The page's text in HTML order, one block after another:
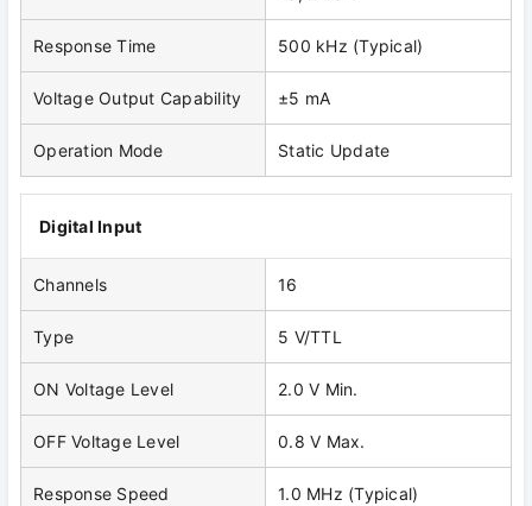
Response Time 500 kHz (Typical)
Voltage Output Capability ±5 mA
Operation Mode Static Update
Digital Input
Channels 16
Type 5 V/TTL
ON Voltage Level 2.0 V Min.
OFF Voltage Level 0.8 V Max.
Response Speed 1.0 MHz (Typical)